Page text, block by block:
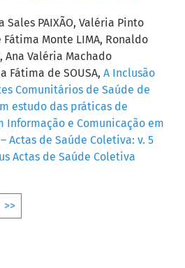
Sales PAIXÃO, Valéria Pinto
Fátima Monte LIMA, Ronaldo
Ana Valéria Machado
Fátima de SOUSA, A Inclusão
Comunitários de Saúde de
estudo das práticas de
Informação e Comunicação em
Actas de Saúde Coletiva: v. 5
Actas de Saúde Coletiva
>>